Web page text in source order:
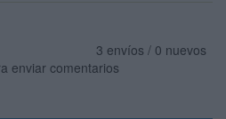
3 envíos / 0 nuevos
enviar comentarios